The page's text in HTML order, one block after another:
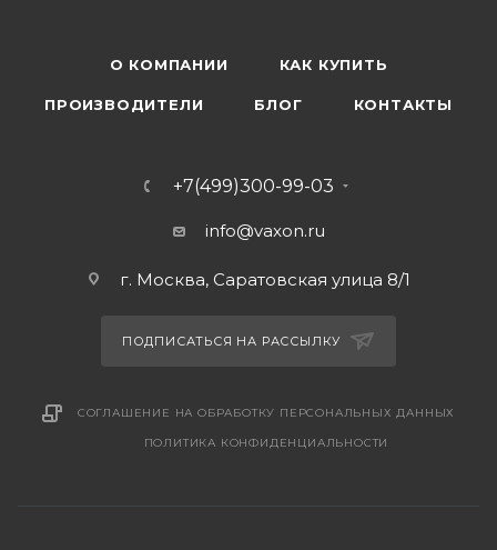
О КОМПАНИИ КАК КУПИТЬ
ПРОИЗВОДИТЕЛИ БЛОГ КОНТАКТЫ
+7(499)300-99-03
info@vaxon.ru
г. Москва, Саратовская улица 8/1
ПОДПИСАТЬСЯ НА РАССЫЛКУ
СОГЛАШЕНИЕ НА ОБРАБОТКУ ПЕРСОНАЛЬНЫХ ДАННЫХ
ПОЛИТИКА КОНФИДЕНЦИАЛЬНОСТИ